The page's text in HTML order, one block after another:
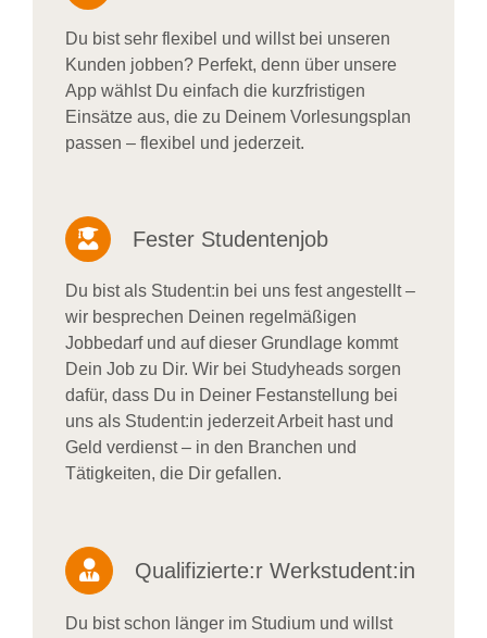
Du bist sehr flexibel und willst bei unseren
Kunden jobben? Perfekt, denn über unsere
App wählst Du einfach die kurzfristigen
Einsätze aus, die zu Deinem Vorlesungsplan
passen – flexibel und jederzeit.
Fester Studentenjob
Du bist als Student:in bei uns fest angestellt –
wir besprechen Deinen regelmäßigen
Jobbedarf und auf dieser Grundlage kommt
Dein Job zu Dir. Wir bei Studyheads sorgen
dafür, dass Du in Deiner Festanstellung bei
uns als Student:in jederzeit Arbeit hast und
Geld verdienst – in den Branchen und
Tätigkeiten, die Dir gefallen.
Qualifizierte:r Werkstudent:in
Du bist schon länger im Studium und willst